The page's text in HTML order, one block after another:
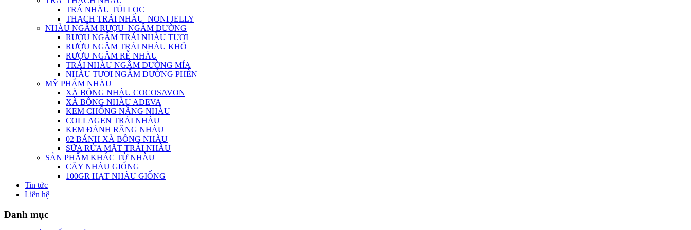
TRÀ NHÀU TÚI LỌC
THẠCH TRÁI NHÀU_NONI JELLY
NHÀU NGÂM RƯỢU_NGÂM ĐƯỜNG
RƯỢU NGÂM TRÁI NHÀU TƯƠI
RƯỢU NGÂM TRÁI NHÀU KHÔ
RƯỢU NGÂM RỄ NHÀU
TRÁI NHÀU NGÂM ĐƯỜNG MÍA
NHÀU TƯƠI NGÂM ĐƯỜNG PHÈN
MỸ PHẨM NHÀU
XÀ BÔNG NHÀU COCOSAVON
XÀ BÔNG NHÀU ADEVA
KEM CHỐNG NẮNG NHÀU
COLLAGEN TRÁI NHÀU
KEM ĐÁNH RĂNG NHÀU
02 BÁNH XÀ BÔNG NHÀU
SỮA RỬA MẶT TRÁI NHÀU
SẢN PHẨM KHÁC TỪ NHÀU
CÂY NHÀU GIỐNG
100GR HẠT NHÀU GIỐNG
Tin tức
Liên hệ
Danh mục